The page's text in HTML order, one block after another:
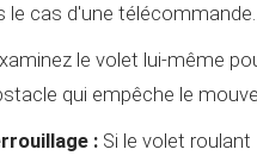
le cas d'une
le volet lui-même
qui empêche le
: Si le volet